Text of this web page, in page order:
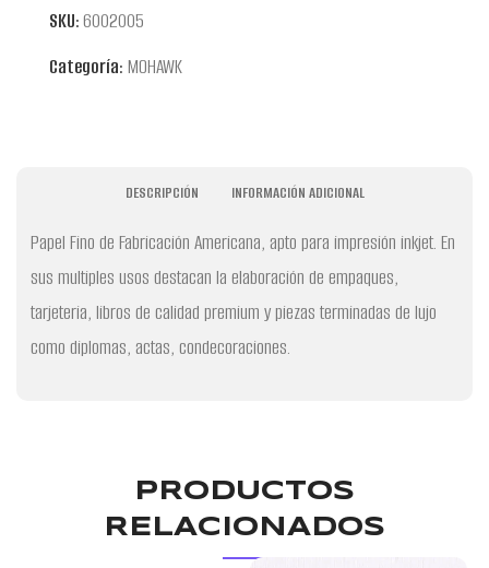
SKU:6002005
Categoría: MOHAWK
DESCRIPCIÓN INFORMACIÓN ADICIONAL
Papel Fino de Fabricación Americana, apto para impresión inkjet. En
sus multiples usos destacan la elaboración de empaques,
tarjeteria, libros de calidad premium y piezas terminadas de lujo
como diplomas, actas, condecoraciones.
PRODUCTOS
RELACIONADOS